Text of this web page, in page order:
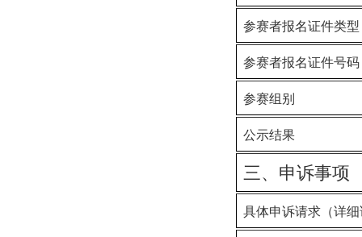
参赛者报名证件类型
参赛者报名证件号码
参赛组别
公示结果
三、申诉事项
具体申诉请求（详